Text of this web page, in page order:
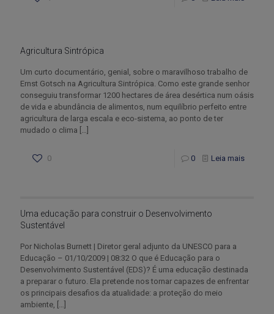
Agricultura Sintrópica
Um curto documentário, genial, sobre o maravilhoso trabalho de
Ernst Gotsch na Agricultura Sintrópica. Como este grande senhor
conseguiu transformar 1200 hectares de área desértica num oásis
de vida e abundância de alimentos, num equilíbrio perfeito entre
agricultura de larga escala e eco-sistema, ao ponto de ter
mudado o clima […]
0 0 Leia mais
Uma educação para construir o Desenvolvimento
Sustentável
Por Nicholas Burnett | Diretor geral adjunto da UNESCO para a
Educação – 01/10/2009 | 08:32 O que é Educação para o
Desenvolvimento Sustentável (EDS)? É uma educação destinada
a preparar o futuro. Ela pretende nos tornar capazes de enfrentar
os principais desafios da atualidade: a proteção do meio
ambiente, […]